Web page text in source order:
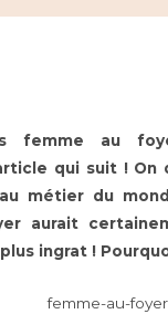
femme au
qui suit ! On
métier du
aurait
ingrat !